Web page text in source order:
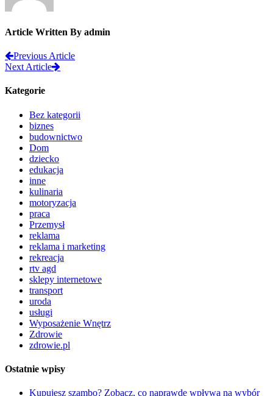
Article Written By admin
Previous Article
Next Article
Kategorie
Bez kategorii
biznes
budownictwo
Dom
dziecko
edukacja
inne
kulinaria
motoryzacja
praca
Przemysł
reklama
reklama i marketing
rekreacja
rtv agd
sklepy internetowe
transport
uroda
usługi
Wyposażenie Wnętrz
Zdrowie
zdrowie.pl
Ostatnie wpisy
Kupujesz szambo? Zobacz, co naprawdę wpływa na wybór